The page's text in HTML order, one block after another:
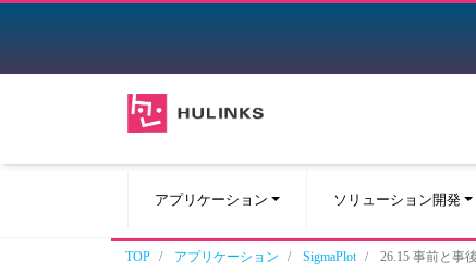
アプリケーション ソリューション開発
TOP アプリケーション SigmaPlot 26.15 事前と事